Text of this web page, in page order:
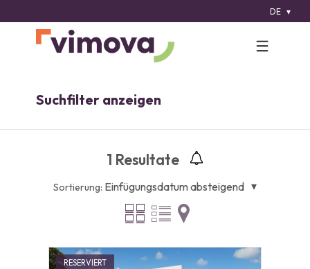
DE
Suchfilter anzeigen
1 Resultate
Sortierung: Einfügungsdatum absteigend
RESERVIERT